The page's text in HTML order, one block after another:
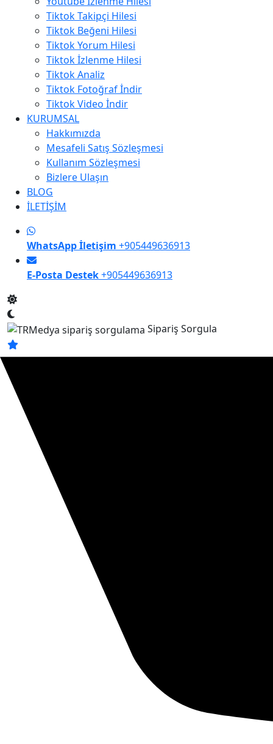
Tiktok Takipçi Hilesi
Tiktok Beğeni Hilesi
Tiktok Yorum Hilesi
Tiktok İzlenme Hilesi
Tiktok Analiz
Tiktok Fotoğraf İndir
Tiktok Video İndir
KURUMSAL
Hakkımızda
Mesafeli Satış Sözleşmesi
Kullanım Sözleşmesi
Bizlere Ulaşın
BLOG
İLETİŞİM
WhatsApp İletişim +905449636913
E-Posta Destek+905449636913
Sipariş Sorgula